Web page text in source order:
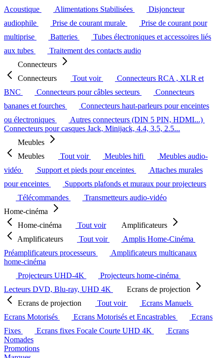
Acoustique
Alimentations Stabilisées
Disjoncteur
audiophile
Prise de courant murale
Prise de courant pour
multiprise
Batteries
Tubes électroniques et accessoires liés
aux tubes
Traitement des contacts audio
Connecteurs
Connecteurs
Tout voir
Connecteurs RCA , XLR et
BNC
Connecteurs pour câbles secteurs
Connecteurs
bananes et fourches
Connecteurs haut-parleurs pour enceintes
ou électroniques
Autres connecteurs (DIN 5 PIN, HDMI...)
Connecteurs pour casques Jack, Minijack, 4.4, 3.5, 2.5...
Meubles
Meubles
Tout voir Meubles hifi
Meubles audio-
vidéo
Support et pieds pour enceintes
Attaches murales
pour enceintes
Supports plafonds et muraux pour projecteurs
Télécommandes
Transmetteurs audio-vidéo
Home-cinéma
Home-cinéma
Tout voir
Amplificateurs
Amplificateurs
Tout voir
Amplis Home-Cinéma
Préamplificateurs processeurs
Amplificateurs multicanaux
home-cinéma
Projecteurs UHD-4K
Projecteurs home-cinéma
Lecteurs DVD, Blu-ray, UHD 4K
Ecrans de projection
Ecrans de projection
Tout voir
Ecrans Manuels
Ecrans Motorisés
Ecrans Motorisés et Encastrables
Ecrans
Fixes
Ecrans fixes Focale Courte UHD 4K
Ecrans
Nomades
Promotions